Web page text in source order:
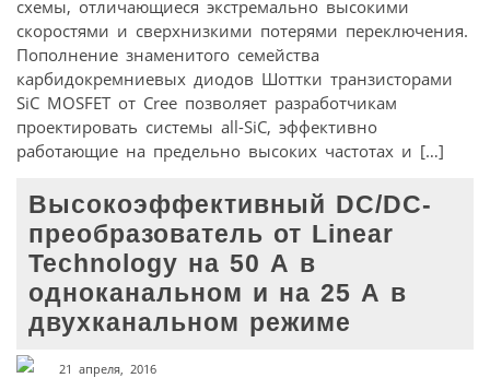
схемы, отличающиеся экстремально высокими
скоростями и сверхнизкими потерями переключения.
Пополнение знаменитого семейства
карбидокремниевых диодов Шоттки транзисторами
SiC MOSFET от Cree позволяет разработчикам
проектировать системы all-SiC, эффективно
работающие на предельно высоких частотах и […]
Высокоэффективный DC/DC-
преобразователь от Linear
Technology на 50 А в
одноканальном и на 25 А в
двухканальном режиме
21 апреля, 2016